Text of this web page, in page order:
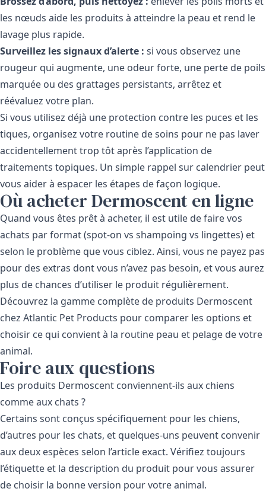
les nœuds aide les produits à atteindre la peau et rend le
lavage plus rapide.
Surveillez les signaux d’alerte : si vous observez une
rougeur qui augmente, une odeur forte, une perte de poils
marquée ou des grattages persistants, arrêtez et
réévaluez votre plan.
Si vous utilisez déjà une protection contre les puces et les
tiques, organisez votre routine de soins pour ne pas laver
accidentellement trop tôt après l’application de
traitements topiques. Un simple rappel sur calendrier peut
vous aider à espacer les étapes de façon logique.
Où acheter Dermoscent en ligne
Quand vous êtes prêt à acheter, il est utile de faire vos
achats par format (spot-on vs shampoing vs lingettes) et
selon le problème que vous ciblez. Ainsi, vous ne payez pas
pour des extras dont vous n’avez pas besoin, et vous aurez
plus de chances d’utiliser le produit régulièrement.
Découvrez la gamme complète de produits Dermoscent
chez Atlantic Pet Products pour comparer les options et
choisir ce qui convient à la routine peau et pelage de votre
animal.
Foire aux questions
Les produits Dermoscent conviennent-ils aux chiens
comme aux chats ?
Certains sont conçus spécifiquement pour les chiens,
d’autres pour les chats, et quelques-uns peuvent convenir
aux deux espèces selon l’article exact. Vérifiez toujours
l’étiquette et la description du produit pour vous assurer
de choisir la bonne version pour votre animal.